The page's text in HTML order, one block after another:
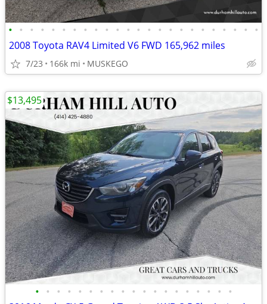
• • • • • • • • • • • • • • • • • • • • • • • •
2008 Toyota RAV4 Limited V6 FWD 165,962 miles
7/23 166k mi MUSKEGO
• • • • • • • • • • • • • • • • • • •
$13,495